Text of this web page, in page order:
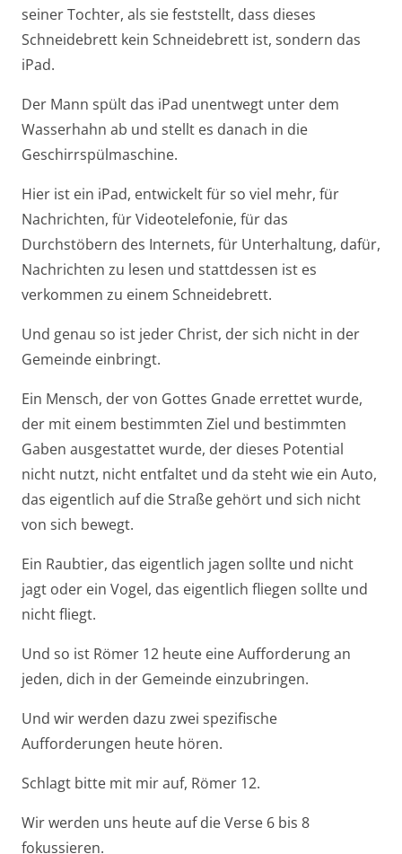
seiner Tochter, als sie feststellt, dass dieses
Schneidebrett kein Schneidebrett ist, sondern das
iPad.
Der Mann spült das iPad unentwegt unter dem
Wasserhahn ab und stellt es danach in die
Geschirrspülmaschine.
Hier ist ein iPad, entwickelt für so viel mehr, für
Nachrichten, für Videotelefonie, für das
Durchstöbern des Internets, für Unterhaltung, dafür,
Nachrichten zu lesen und stattdessen ist es
verkommen zu einem Schneidebrett.
Und genau so ist jeder Christ, der sich nicht in der
Gemeinde einbringt.
Ein Mensch, der von Gottes Gnade errettet wurde,
der mit einem bestimmten Ziel und bestimmten
Gaben ausgestattet wurde, der dieses Potential
nicht nutzt, nicht entfaltet und da steht wie ein Auto,
das eigentlich auf die Straße gehört und sich nicht
von sich bewegt.
Ein Raubtier, das eigentlich jagen sollte und nicht
jagt oder ein Vogel, das eigentlich fliegen sollte und
nicht fliegt.
Und so ist Römer 12 heute eine Aufforderung an
jeden, dich in der Gemeinde einzubringen.
Und wir werden dazu zwei spezifische
Aufforderungen heute hören.
Schlagt bitte mit mir auf, Römer 12.
Wir werden uns heute auf die Verse 6 bis 8
fokussieren.